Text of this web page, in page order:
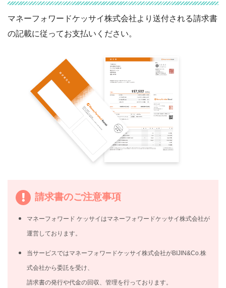
マネーフォワードケッサイ株式会社より送付される請求書
の記載に従ってお支払いください。
請求書のご注意事項
マネーフォワード ケッサイはマネーフォワードケッサイ株式会社が
運営しております。
当サービスではマネーフォワードケッサイ株式会社がBIJIN&Co.株
式会社から委託を受け、
請求書の発行や代金の回収、管理を行っております。